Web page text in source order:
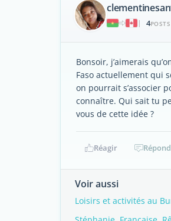
|
4POSTS
Bonsoir, j’aimerais
Faso actuellement qui
on pourrait s’associer
connaître. Qui sait tu
vous de cette idée ?
Réagir
Voir aussi
Loisirs et activités au